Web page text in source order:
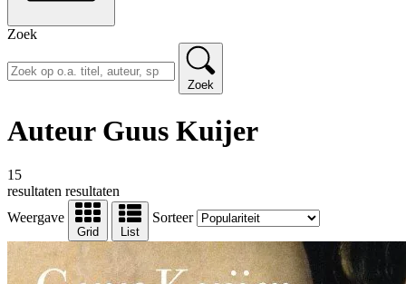
Zoek
Zoek
Auteur Guus Kuijer
15
resultaten resultaten
Weergave
Grid List
Sorteer